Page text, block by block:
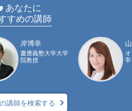
あなたに
すめの講師
岸博幸
慶應義塾大学大学
院教授
宰
講師を検索する